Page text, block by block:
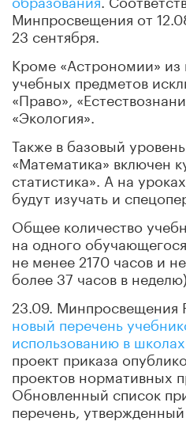
Минпросвещения от
23 сентября.
Кроме «Астрономии» из
учебных предметов
«Право»,
«Экология».
Также в базовый
«Математика» включен
статистика». А на
будут изучать и
Общее количество
на одного
не менее 2170 часов и
более 37 часов в неделю).
23.09. Минпросвещения
новый перечень
использованию в школах
проект приказа
проектов нормативных
Обновленный список
перечень,